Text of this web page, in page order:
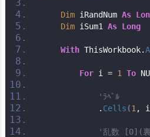
Dim iRandNum As
Dim iSum1 As Long
With ThisWorkbook.
For i = 1 To
'ﾗﾍﾞﾙ
            .
Cells(1 , i
'乱数 [0](